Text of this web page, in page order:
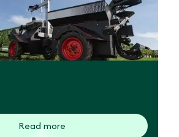
Read more